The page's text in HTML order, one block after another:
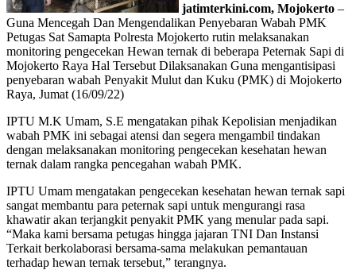
jatimterkini.com, Mojokerto –
Guna Mencegah Dan Mengendalikan Penyebaran Wabah PMK
Petugas Sat Samapta Polresta Mojokerto rutin melaksanakan
monitoring pengecekan Hewan ternak di beberapa Peternak Sapi di
Mojokerto Raya Hal Tersebut Dilaksanakan Guna mengantisipasi
penyebaran wabah Penyakit Mulut dan Kuku (PMK) di Mojokerto
Raya, Jumat (16/09/22)
IPTU M.K Umam, S.E mengatakan pihak Kepolisian menjadikan
wabah PMK ini sebagai atensi dan segera mengambil tindakan
dengan melaksanakan monitoring pengecekan kesehatan hewan
ternak dalam rangka pencegahan wabah PMK.
IPTU Umam mengatakan pengecekan kesehatan hewan ternak sapi
sangat membantu para peternak sapi untuk mengurangi rasa
khawatir akan terjangkit penyakit PMK yang menular pada sapi.
“Maka kami bersama petugas hingga jajaran TNI Dan Instansi
Terkait berkolaborasi bersama-sama melakukan pemantauan
terhadap hewan ternak tersebut,” terangnya.